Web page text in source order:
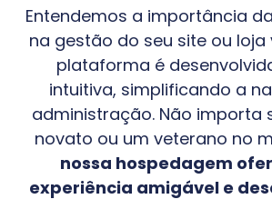
Entendemos a importância
na gestão do seu site ou loja
plataforma é
intuitiva, simplificando a
administração. Não importa
novato ou um veterano no
nossa hospedagem
experiência amigável e